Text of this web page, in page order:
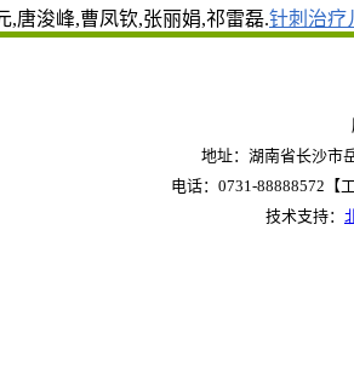
,唐浚峰,曹凤钦,张丽娟,祁雷磊.针刺治疗
地址：湖南省长沙市
电话：0731-88888572【
技术支持：